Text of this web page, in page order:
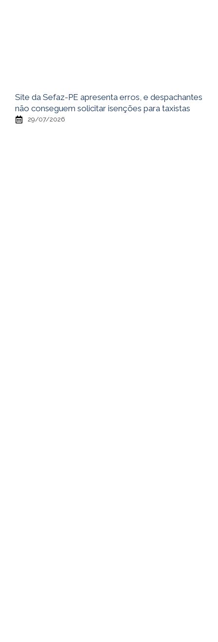
Site da Sefaz-PE apresenta erros, e despachantes
não conseguem solicitar isenções para taxistas
29/07/2026